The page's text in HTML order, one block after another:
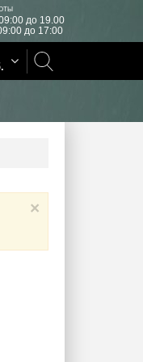
до 19.00
до 17:00
×